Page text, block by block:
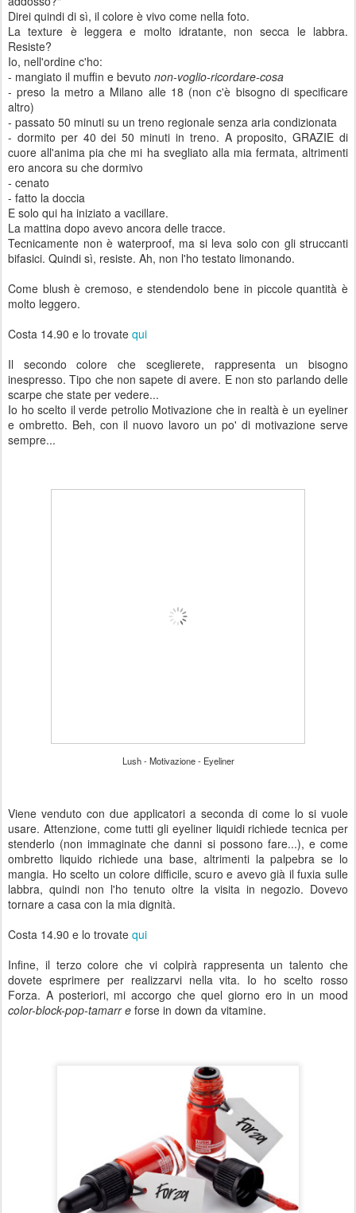
Direi quindi di sì, il colore è vivo come nella foto.
La texture è leggera e molto idratante, non secca le labbra.
Resiste?
Io, nell'ordine c'ho:
- mangiato il muffin e bevuto non-voglio-ricordare-cosa
- preso la metro a Milano alle 18 (non c'è bisogno di specificare
altro)
- passato 50 minuti su un treno regionale senza aria condizionata
- dormito per 40 dei 50 minuti in treno. A proposito, GRAZIE di
cuore all'anima pia che mi ha svegliato alla mia fermata, altrimenti
ero ancora su che dormivo
- cenato
- fatto la doccia
E solo qui ha iniziato a vacillare.
La mattina dopo avevo ancora delle tracce.
Tecnicamente non è waterproof, ma si leva solo con gli struccanti
bifasici. Quindi sì, resiste. Ah, non l'ho testato limonando.
Come blush è cremoso, e stendendolo bene in piccole quantità è
molto leggero.
Costa 14.90 e lo trovate qui
Il secondo colore che sceglierete, rappresenta un bisogno
inespresso. Tipo che non sapete di avere. E non sto parlando delle
scarpe che state per vedere...
Io ho scelto il verde petrolio Motivazione che in realtà è un eyeliner
e ombretto. Beh, con il nuovo lavoro un po' di motivazione serve
sempre...
Lush -Motivazione - Eyeliner
Viene venduto con due applicatori a seconda di come lo si vuole
usare. Attenzione, come tutti gli eyeliner liquidi richiede tecnica per
stenderlo (non immaginate che danni si possono fare...), e come
ombretto liquido richiede una base, altrimenti la palpebra se lo
mangia. Ho scelto un colore difficile, scuro e avevo già il fuxia sulle
labbra, quindi non l'ho tenuto oltre la visita in negozio. Dovevo
tornare a casa con la mia dignità.
Costa 14.90 e lo trovate qui
Infine, il terzo colore che vi colpirà rappresenta un talento che
dovete esprimere per realizzarvi nella vita. Io ho scelto rosso
Forza. A posteriori, mi accorgo che quel giorno ero in un mood
color-block-pop-tamarr e forse in down da vitamine.